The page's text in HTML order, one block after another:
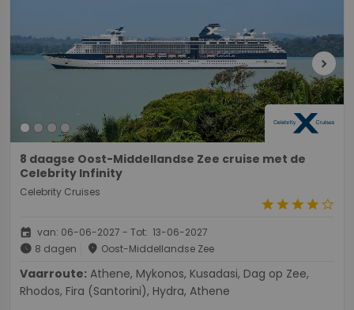
chevron_right
8 daagse Oost-Middellandse Zee cruise met de
Celebrity Infinity
Celebrity Cruises
starstarstarstarstar_border
event van: 06-06-2027 - Tot: 13-06-2027
schedule 8 dagen place Oost-Middellandse Zee
Vaarroute:
Rhodos, Fira (Santorini), Hydra, Athene